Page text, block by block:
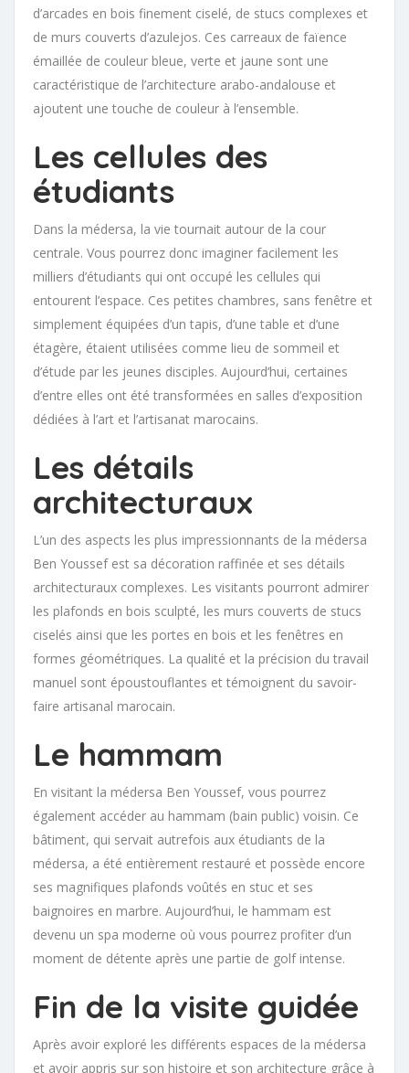
d’arcades en bois finement ciselé, de stucs complexes et
de murs couverts d’azulejos. Ces carreaux de faïence
émaillée de couleur bleue, verte et jaune sont une
caractéristique de l’architecture arabo-andalouse et
ajoutent une touche de couleur à l’ensemble.
Les cellules des
étudiants
Dans la médersa, la vie tournait autour de la cour
centrale. Vous pourrez donc imaginer facilement les
milliers d’étudiants qui ont occupé les cellules qui
entourent l’espace. Ces petites chambres, sans fenêtre et
simplement équipées d’un tapis, d’une table et d’une
étagère, étaient utilisées comme lieu de sommeil et
d’étude par les jeunes disciples. Aujourd’hui, certaines
d’entre elles ont été transformées en salles d’exposition
dédiées à l’art et l’artisanat marocains.
Les détails
architecturaux
L’un des aspects les plus impressionnants de la médersa
Ben Youssef est sa décoration raffinée et ses détails
architecturaux complexes. Les visitants pourront admirer
les plafonds en bois sculpté, les murs couverts de stucs
ciselés ainsi que les portes en bois et les fenêtres en
formes géométriques. La qualité et la précision du travail
manuel sont époustouflantes et témoignent du savoir-
faire artisanal marocain.
Le hammam
En visitant la médersa Ben Youssef, vous pourrez
également accéder au hammam (bain public) voisin. Ce
bâtiment, qui servait autrefois aux étudiants de la
médersa, a été entièrement restauré et possède encore
ses magnifiques plafonds voûtés en stuc et ses
baignoires en marbre. Aujourd’hui, le hammam est
devenu un spa moderne où vous pourrez profiter d’un
moment de détente après une partie de golf intense.
Fin de la visite guidée
Après avoir exploré les différents espaces de la médersa
et avoir appris sur son histoire et son architecture grâce à